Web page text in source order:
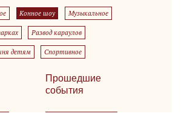
Конное шоу Музыкальное
Развод караулов
детям Спортивное
Прошедшие
события